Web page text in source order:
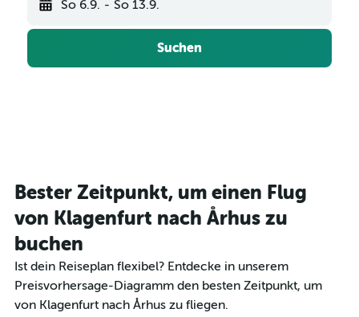
So 6.9. - So 13.9.
Suchen
Bester Zeitpunkt, um einen Flug
von Klagenfurt nach Århus zu
buchen
Ist dein Reiseplan flexibel? Entdecke in unserem
Preisvorhersage-Diagramm den besten Zeitpunkt, um
von Klagenfurt nach Århus zu fliegen.